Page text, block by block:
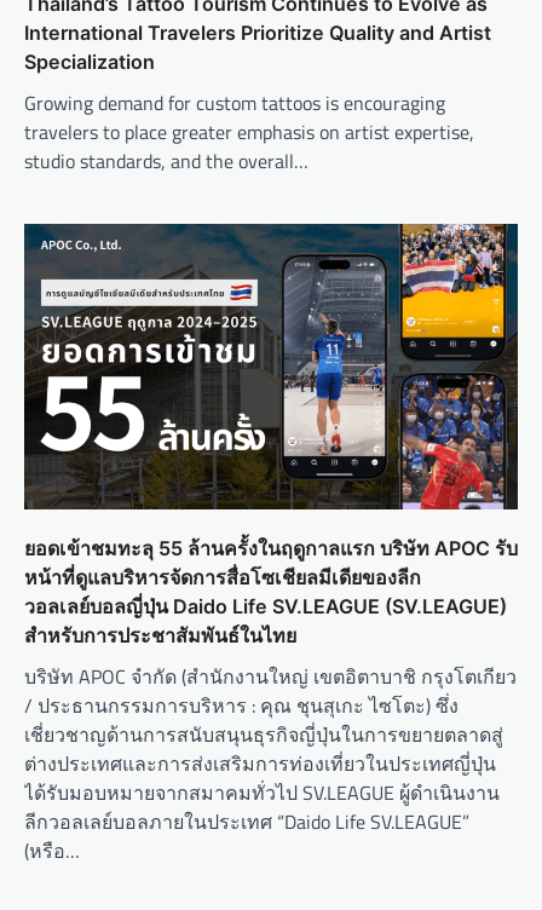
International Travelers Prioritize Quality and Artist
Specialization
Growing demand for custom tattoos is encouraging
travelers to place greater emphasis on artist expertise,
studio standards, and the overall…
ยอดเข้าชมทะลุ 55 ล้านครั้งในฤดูกาลแรก บริษัท APOC รับ
หน้าที่ดูแลบริหารจัดการสื่อโซเชียลมีเดียของลีก
วอลเลย์บอลญี่ปุ่น Daido Life SV.LEAGUE (SV.LEAGUE)
สำหรับการประชาสัมพันธ์ในไทย
บริษัท APOC จำกัด (สำนักงานใหญ่ เขตอิตาบาชิ กรุงโตเกียว
/ ประธานกรรมการบริหาร : คุณ ชุนสุเกะ ไซโตะ) ซึ่ง
เชี่ยวชาญด้านการสนับสนุนธุรกิจญี่ปุ่นในการขยายตลาดสู่
ต่างประเทศและการส่งเสริมการท่องเที่ยวในประเทศญี่ปุ่น
ได้รับมอบหมายจากสมาคมทั่วไป SV.LEAGUE ผู้ดำเนินงาน
ลีกวอลเลย์บอลภายในประเทศ “Daido Life SV.LEAGUE”
(หรือ…